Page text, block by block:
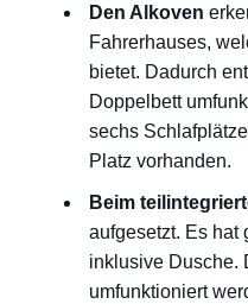
Den Alkoven
Fahrerhauses,
bietet. Dadurch
Doppelbett
sechs
Platz vorhanden.
Beim
aufgesetzt. Es hat
inklusive Dusche.
umfunktioniert